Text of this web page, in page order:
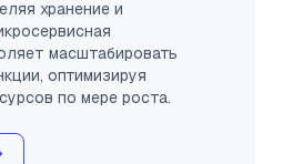
хранение и
масштабировать
оптимизируя
по мере роста.